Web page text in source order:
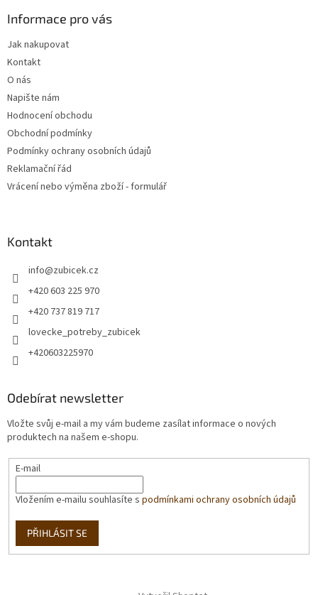
Informace pro vás
Jak nakupovat
Kontakt
O nás
Napište nám
Hodnocení obchodu
Obchodní podmínky
Podmínky ochrany osobních údajů
Reklamační řád
Vrácení nebo výměna zboží - formulář
Kontakt
info@zubicek.cz
+420 603 225 970
+420 737 819 717
lovecke_potreby_zubicek
+420603225970
Odebírat newsletter
Vložte svůj e-mail a my vám budeme zasílat informace o nových
produktech na našem e-shopu.
E-mail
Vložením e-mailu souhlasíte s podmínkami ochrany osobních údajů
PŘIHLÁSIT SE